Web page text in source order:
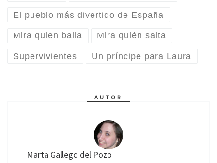
El pueblo más divertido de España
Mira quien baila Mira quién salta
Supervivientes Un príncipe para Laura
AUTOR
Marta Gallego del Pozo